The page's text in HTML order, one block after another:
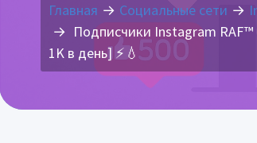
Главная Социальные сети
Подписчики Instagram
1K в день] ⚡💧